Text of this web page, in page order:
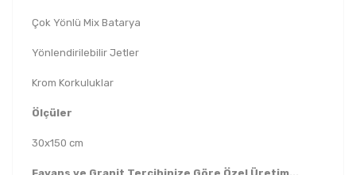
Çok Yönlü Mix Batarya
Yönlendirilebilir Jetler
Krom Korkuluklar
Ölçüler
30x150 cm